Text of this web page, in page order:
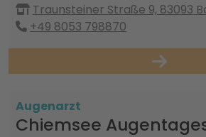
Traunsteiner Straße 9, 83093
+49 8053 798870
Augenarzt
Chiemsee